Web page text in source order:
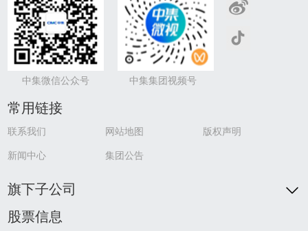
中集微信公众号 中集集团视频号
常用链接
联系我们 网站地图 版权声明
新闻中心 集团公告
旗下子公司
股票信息